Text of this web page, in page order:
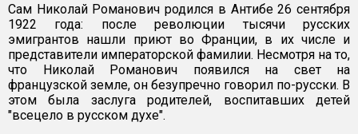
Сам Николай Романович родился в Антибе 26 сентября
1922 года: после революции тысячи русских
эмигрантов нашли приют во Франции, в их числе и
представители императорской фамилии. Несмотря на то,
что Николай Романович появился на свет на
французской земле, он безупречно говорил по-русски. В
этом была заслуга родителей, воспитавших детей
"всецело в русском духе".